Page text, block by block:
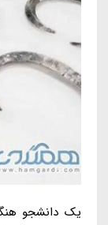
یک دانشجو